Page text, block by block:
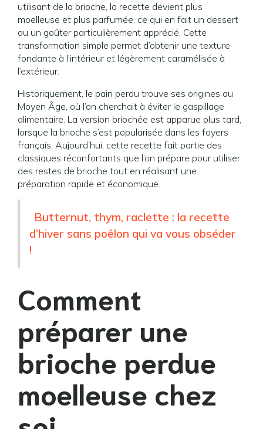
utilisant de la brioche, la recette devient plus
moelleuse et plus parfumée, ce qui en fait un dessert
ou un goûter particulièrement apprécié. Cette
transformation simple permet d’obtenir une texture
fondante à l’intérieur et légèrement caramélisée à
l’extérieur.
Historiquement, le pain perdu trouve ses origines au
Moyen Âge, où l’on cherchait à éviter le gaspillage
alimentaire. La version briochée est apparue plus tard,
lorsque la brioche s’est popularisée dans les foyers
français. Aujourd’hui, cette recette fait partie des
classiques réconfortants que l’on prépare pour utiliser
des restes de brioche tout en réalisant une
préparation rapide et économique.
Butternut, thym, raclette : la recette
d’hiver sans poêlon qui va vous obséder
!
Comment
préparer une
brioche perdue
moelleuse chez